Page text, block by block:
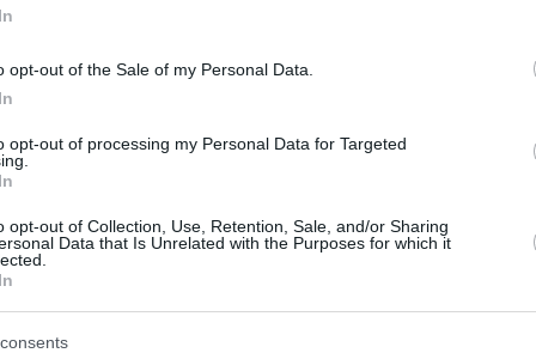
opt-out of the Sale of my Personal Data.
opt-out of processing my Personal Data for Targeted
opt-out of Collection, Use, Retention, Sale, and/or Sharing
Data that Is Unrelated with the Purposes for which it
ΕιδήσειςΔημοφιλή